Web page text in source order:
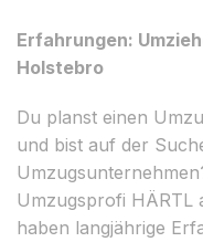
Erfahrungen:
Holstebro
Du planst einen
und bist auf der
Umzugsprofi HÄRTL
haben langjährige